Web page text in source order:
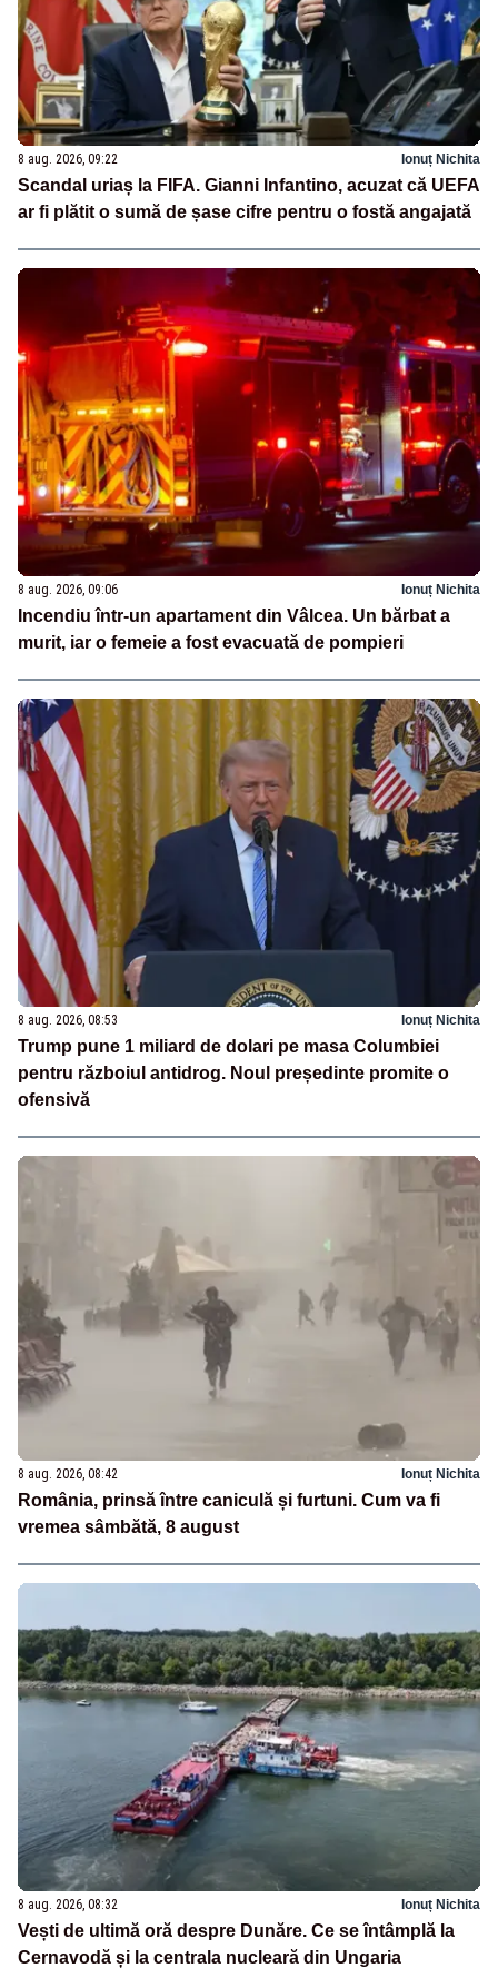
8 aug. 2026, 09:22 Ionuț Nichita
Scandal uriaș la FIFA. Gianni Infantino, acuzat că UEFA
ar fi plătit o sumă de șase cifre pentru o fostă angajată
8 aug. 2026, 09:06 Ionuț Nichita
Incendiu într-un apartament din Vâlcea. Un bărbat a
murit, iar o femeie a fost evacuată de pompieri
8 aug. 2026, 08:53 Ionuț Nichita
Trump pune 1 miliard de dolari pe masa Columbiei
pentru războiul antidrog. Noul președinte promite o
ofensivă
8 aug. 2026, 08:42 Ionuț Nichita
România, prinsă între caniculă și furtuni. Cum va fi
vremea sâmbătă, 8 august
8 aug. 2026, 08:32 Ionuț Nichita
Vești de ultimă oră despre Dunăre. Ce se întâmplă la
Cernavodă și la centrala nucleară din Ungaria